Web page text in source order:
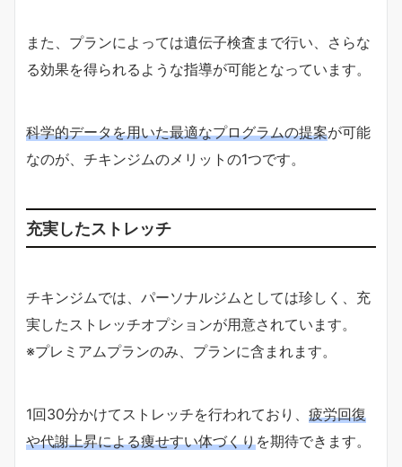
また、プランによっては遺伝子検査まで行い、さらな
る効果を得られるような指導が可能となっています。
科学的データを用いた最適なプログラムの提案が可能
なのが、チキンジムのメリットの1つです。
充実したストレッチ
チキンジムでは、パーソナルジムとしては珍しく、充
実したストレッチオプションが用意されています。
※プレミアムプランのみ、プランに含まれます。
1回30分かけてストレッチを行われており、 疲労回復
や代謝上昇による痩せすい体づくりを期待できます。